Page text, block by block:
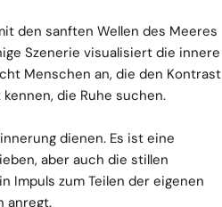
den sanften Wellen des Meeres
Szenerie visualisiert die innere
Menschen an, die den Kontrast
die Ruhe suchen.
dienen. Es ist eine
aber auch die stillen
Impuls zum Teilen der eigenen
anregt.